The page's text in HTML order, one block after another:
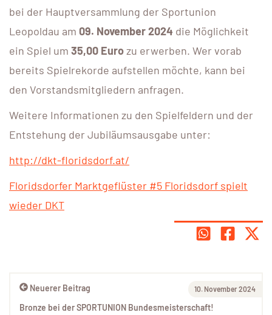
bei der Hauptversammlung der Sportunion
Leopoldau am 09. November 2024 die Möglichkeit
ein Spiel um 35,00 Eurozu erwerben. Wer vorab
bereits Spielrekorde aufstellen möchte, kann bei
den Vorstandsmitgliedern anfragen.
Weitere Informationen zu den Spielfeldern und der
Entstehung der Jubiläumsausgabe unter:
http://dkt-floridsdorf.at/
Floridsdorfer Marktgeflüster #5 Floridsdorf spielt
wieder DKT
Neuerer Beitrag 10. November 2024
Bronze bei der SPORTUNION Bundesmeisterschaft!